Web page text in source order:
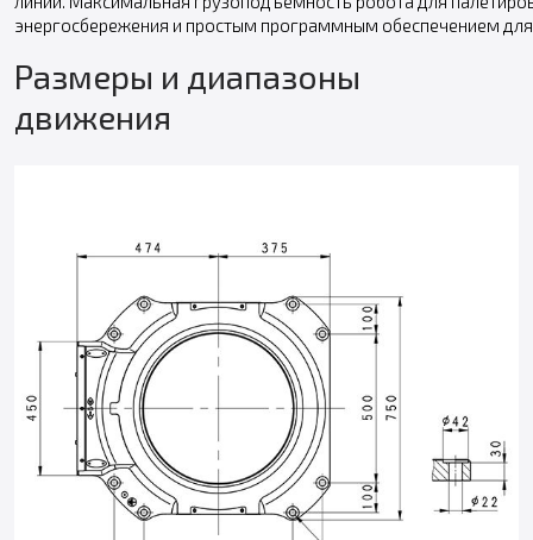
энергосбережения и простым программным обеспечением
Размеры и диапазоны
движения